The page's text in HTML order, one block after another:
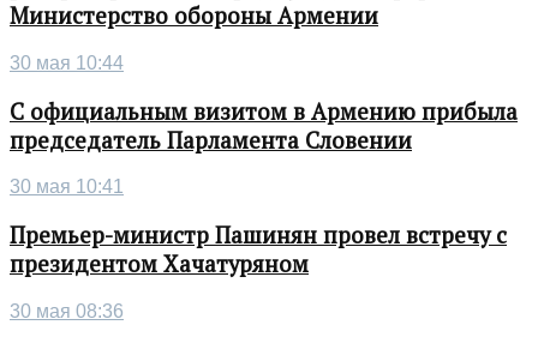
Министерство обороны Армении
30 мая 10:44
С официальным визитом в Армению прибыла
председатель Парламента Словении
30 мая 10:41
Премьер-министр Пашинян провел встречу с
президентом Хачатуряном
30 мая 08:36